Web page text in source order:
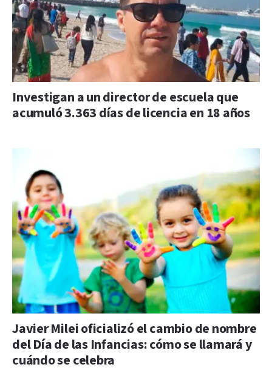
Investigan a un director de escuela que
acumuló 3.363 días de licencia en 18 años
Javier Milei oficializó el cambio de nombre
del Día de las Infancias: cómo se llamará y
cuándo se celebra